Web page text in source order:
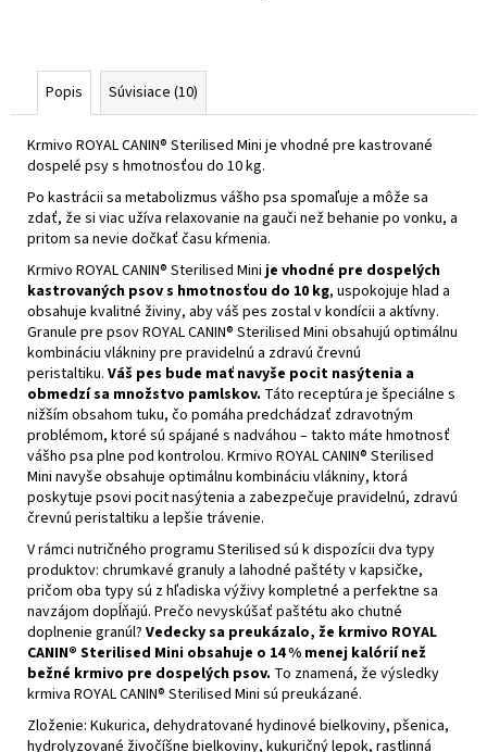
Popis Súvisiace (10)
Krmivo ROYAL CANIN® Sterilised Mini je vhodné pre kastrované
dospelé psy s hmotnosťou do 10 kg.
Po kastrácii sa metabolizmus vášho psa spomaľuje a môže sa
zdať, že si viac užíva relaxovanie na gauči než behanie po vonku, a
pritom sa nevie dočkať času kŕmenia.
Krmivo ROYAL CANIN® Sterilised Mini je vhodné pre dospelých
kastrovaných psov s hmotnosťou do 10 kg, uspokojuje hlad a
obsahuje kvalitné živiny, aby váš pes zostal v kondícii a aktívny.
Granule pre psov ROYAL CANIN® Sterilised Mini obsahujú optimálnu
kombináciu vlákniny pre pravidelnú a zdravú črevnú
peristaltiku. Váš pes bude mať navyše pocit nasýtenia a
obmedzí sa množstvo pamlskov. Táto receptúra je špeciálne s
nižším obsahom tuku, čo pomáha predchádzať zdravotným
problémom, ktoré sú spájané s nadváhou – takto máte hmotnosť
vášho psa plne pod kontrolou. Krmivo ROYAL CANIN® Sterilised
Mini navyše obsahuje optimálnu kombináciu vlákniny, ktorá
poskytuje psovi pocit nasýtenia a zabezpečuje pravidelnú, zdravú
črevnú peristaltiku a lepšie trávenie.
V rámci nutričného programu Sterilised sú k dispozícii dva typy
produktov: chrumkavé granuly a lahodné paštéty v kapsičke,
pričom oba typy sú z hľadiska výživy kompletné a perfektne sa
navzájom dopĺňajú. Prečo nevyskúšať paštétu ako chutné
doplnenie granúl? Vedecky sa preukázalo, že krmivo ROYAL
CANIN® Sterilised Mini obsahuje o 14 % menej kalórií než
bežné krmivo pre dospelých psov. To znamená, že výsledky
krmiva ROYAL CANIN® Sterilised Mini sú preukázané.
Zloženie: Kukurica, dehydratované hydinové bielkoviny, pšenica,
hydrolyzované živočíšne bielkoviny, kukuričný lepok, rastlinná